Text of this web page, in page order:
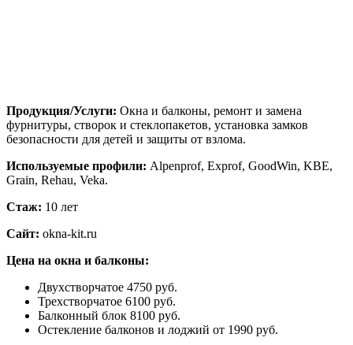
Продукция/Услуги: Окна и балконы, ремонт и замена
фурнитуры, створок и стеклопакетов, установка замков
безопасности для детей и защиты от взлома.
Используемые профили: Alpenprof, Exprof, GoodWin, KBE,
Grain, Rehau, Veka.
Стаж: 10 лет
Сайт: okna-kit.ru
Цена на окна и балконы:
Двухстворчатое 4750 руб.
Трехстворчатое 6100 руб.
Балконный блок 8100 руб.
Остекление балконов и лоджий от 1990 руб.